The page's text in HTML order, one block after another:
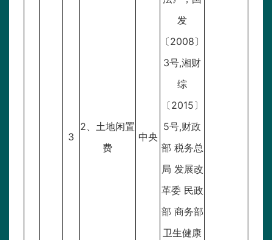
3
2、土地闲置
费
中央
发
〔2008〕
3号,湘财
综
〔2015〕
5号,财政
部 税务总
局 发展改
革委 民政
部 商务部
卫生健康